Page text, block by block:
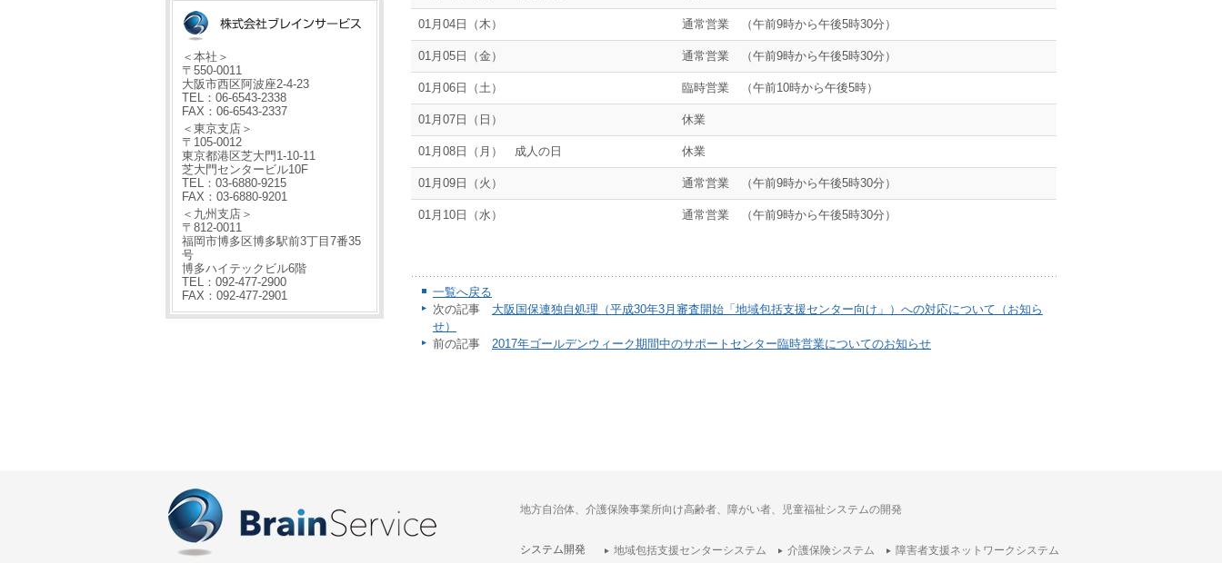
01月04日（木） 通常営業 （午前9時から午後5時30分）
01月05日（金） 通常営業 （午前9時から午後5時30分）
01月06日（土） 臨時営業 （午前10時から午後5時）
01月07日（日） 休業
01月08日（月） 成人の日 休業
01月09日（火） 通常営業 （午前9時から午後5時30分）
01月10日（水） 通常営業 （午前9時から午後5時30分）
一覧へ戻る
次の記事 大阪国保連独自処理（平成30年3月審査開始「地域包括支援センター向け」）への対応について（お知ら
せ）
前の記事 2017年ゴールデンウィーク期間中のサポートセンター臨時営業についてのお知らせ
＜本社＞
〒550-0011
大阪市西区阿波座2-4-23
TEL：06-6543-2338
FAX：06-6543-2337
＜東京支店＞
〒105-0012
東京都港区芝大門1-10-11
芝大門センタービル10F
TEL：03-6880-9215
FAX：03-6880-9201
＜九州支店＞
〒812-0011
福岡市博多区博多駅前3丁目7番35
号
博多ハイテックビル6階
TEL：092-477-2900
FAX：092-477-2901
地方自治体、介護保険事業所向け高齢者、障がい者、児童福祉システムの開発
システム開発 地域包括支援センターシステム 介護保険システム 障害者支援ネットワークシステム